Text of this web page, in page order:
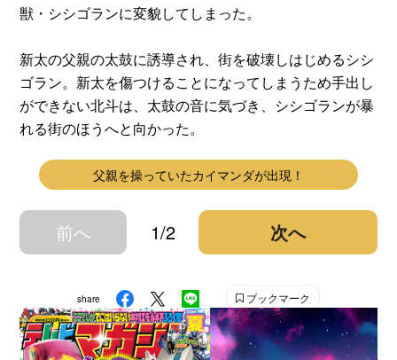
獣・シシゴランに変貌してしまった。
新太の父親の太鼓に誘導され、街を破壊しはじめるシシ
ゴラン。新太を傷つけることになってしまうため手出し
ができない北斗は、太鼓の音に気づき、シシゴランが暴
れる街のほうへと向かった。
父親を操っていたカイマンダが出現！
前へ 1/2 次へ
share ブックマーク